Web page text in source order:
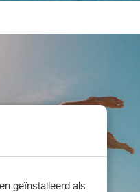
geïnstalleerd als